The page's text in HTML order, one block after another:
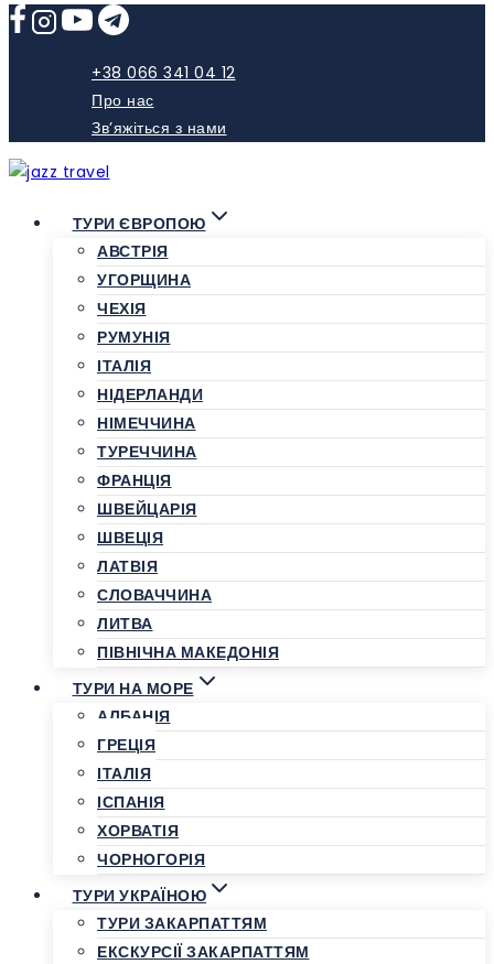
Skip
+38 066 341 04 12
Про нас
Зв’яжіться з нами
ТУРИ ЄВРОПОЮ
АВСТРІЯ
УГОРЩИНА
ЧЕХІЯ
РУМУНІЯ
ІТАЛІЯ
НІДЕРЛАНДИ
НІМЕЧЧИНА
ТУРЕЧЧИНА
ФРАНЦІЯ
ШВЕЙЦАРІЯ
ШВЕЦІЯ
ЛАТВІЯ
СЛОВАЧЧИНА
ЛИТВА
ПІВНІЧНА МАКЕДОНІЯ
ТУРИ НА МОРЕ
АЛБАНІЯ
ГРЕЦІЯ
ІТАЛІЯ
ІСПАНІЯ
ХОРВАТІЯ
ЧОРНОГОРІЯ
ТУРИ УКРАЇНОЮ
ТУРИ ЗАКАРПАТТЯМ
ЕКСКУРСІЇ ЗАКАРПАТТЯМ